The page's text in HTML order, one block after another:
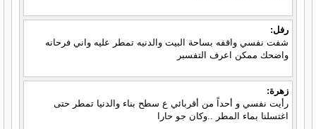
رفل:
شفت نفسي واقفه بساحة البيت والدنيه تمطر عليه واني فرحانه
واضحك ممكن اعرف التفسبر
زهرة:
رأيت نفسي و أحداً من أقربائي ع سطح بناء والدنيا تمطر حتى
اغتسلنا بماء المطر ..وكان جو حارا